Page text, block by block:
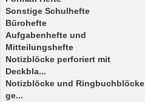
Sonstige Schulhefte
Bürohefte
Aufgabenhefte und
Mitteilungshefte
Notizblöcke perforiert mit
Deckbla...
Notizblöcke und Ringbuchblöcke
ge...